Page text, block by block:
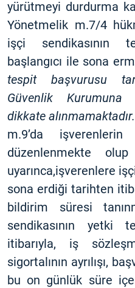
yürütmeyi durdurma
Yönetmelik m.7/4
işçi sendikasının
başlangıcı ile sona
tespit başvurusu
Güvenlik Kurumuna
dikkate alınmamaktadır.
m.9’da
düzenlenmekte
uyarınca,işverenlere
sona erdiği tarihten
bildirim süresi
sendikasının yetki
itibarıyla, iş
sigortalının ayrılışı,
bu on günlük süre